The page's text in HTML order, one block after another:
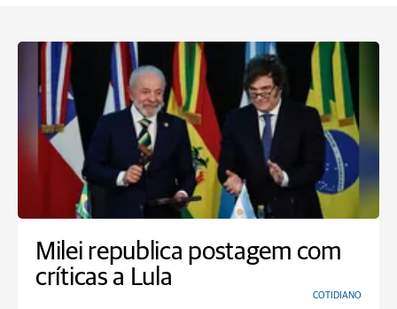
Milei republica postagem com
críticas a Lula
COTIDIANO